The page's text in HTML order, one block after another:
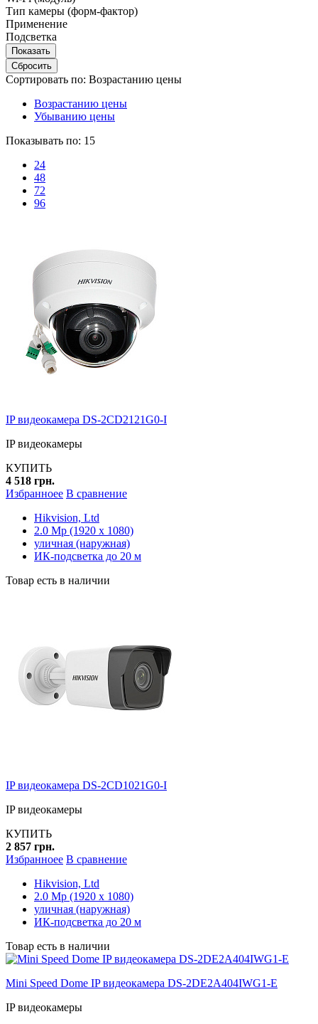
Тип камеры (форм-фактор)
Применение
Подсветка
Сортировать по: Возрастанию цены
Возрастанию цены
Убыванию цены
Показывать по: 15
24
48
72
96
IP видеокамера DS-2CD2121G0-I
IP видеокамеры
КУПИТЬ
4 518 грн.
Избранноее В сравнение
Hikvision, Ltd
2.0 Mp (1920 x 1080)
уличная (наружная)
ИК-подсветка до 20 м
Товар есть в наличии
IP видеокамера DS-2CD1021G0-I
IP видеокамеры
КУПИТЬ
2 857 грн.
Избранноее В сравнение
Hikvision, Ltd
2.0 Mp (1920 x 1080)
уличная (наружная)
ИК-подсветка до 20 м
Товар есть в наличии
Mini Speed Dome IP видеокамера DS-2DE2A404IWG1-E
IP видеокамеры